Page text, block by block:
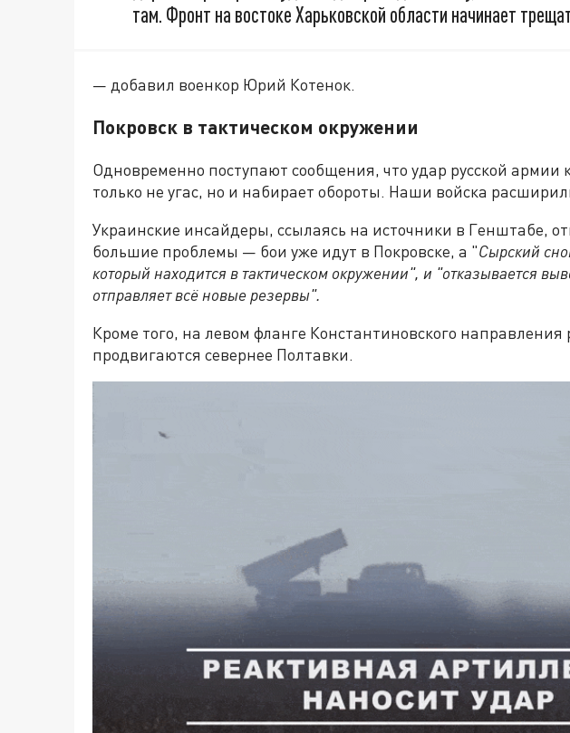
там. Фронт на востоке Харьковской области начинает
— добавил военкор Юрий Котенок.
Покровск в тактическом окружении
Одновременно поступают сообщения, что удар русской армии
только не угас, но и набирает обороты. Наши войска
Украинские инсайдеры, ссылаясь на источники в Генштабе,
большие проблемы — бои уже идут в Покровске, а "Сырский
который находится в тактическом окружении", и "отказывается
отправляет всё новые резервы".
Кроме того, на левом фланге Константиновского направления
продвигаются севернее Полтавки.